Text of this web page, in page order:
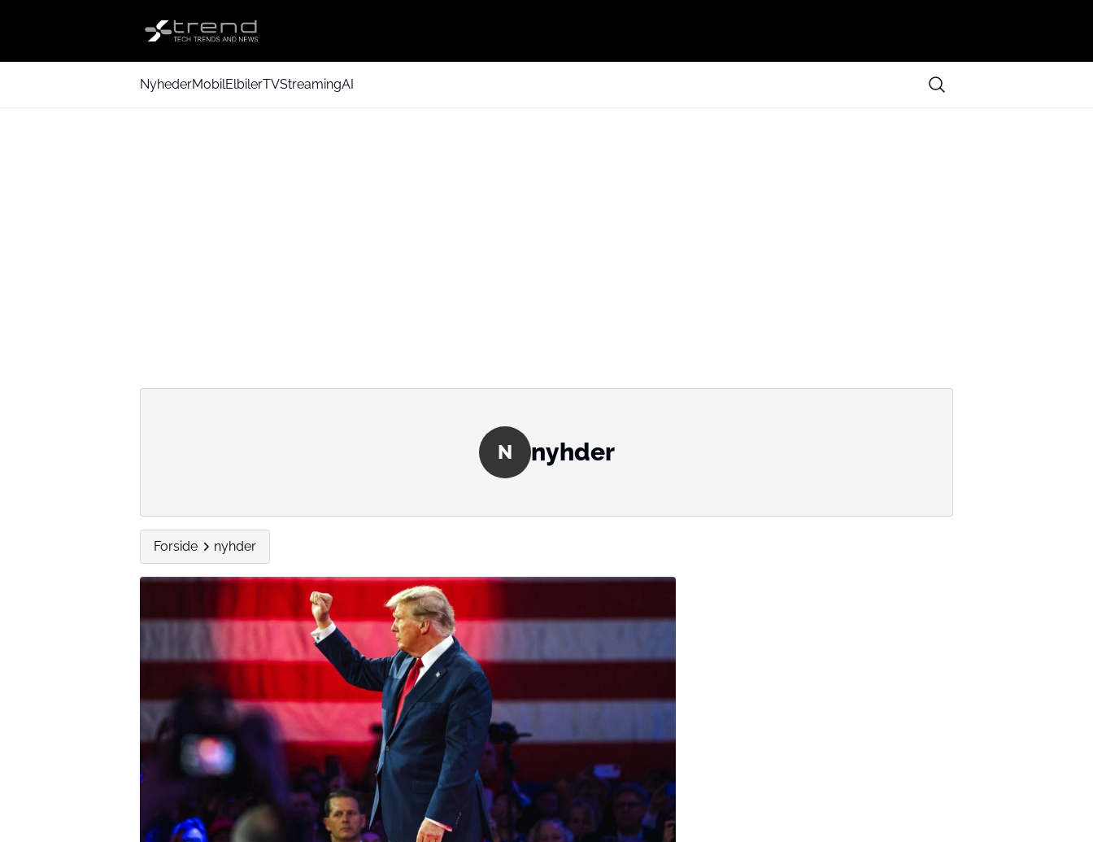
NyhederMobilElbilerTVStreamingAI
N nyhder
Forside nyhder